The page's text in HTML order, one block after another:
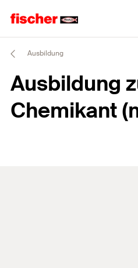
Ausbildung
Ausbildung
Chemikant